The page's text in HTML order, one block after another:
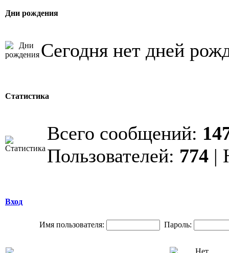
Дни рождения
Сегодня нет дней
Статистика
Всего сообщений:
Пользователей: 774 |
Вход
Имя пользователя: Пароль: